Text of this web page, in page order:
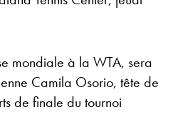
mondiale à la WTA, sera
Camila Osorio, tête de
de finale du tournoi